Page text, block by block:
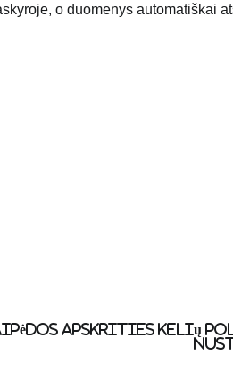
o duomenys automatiškai
apskrities kelių